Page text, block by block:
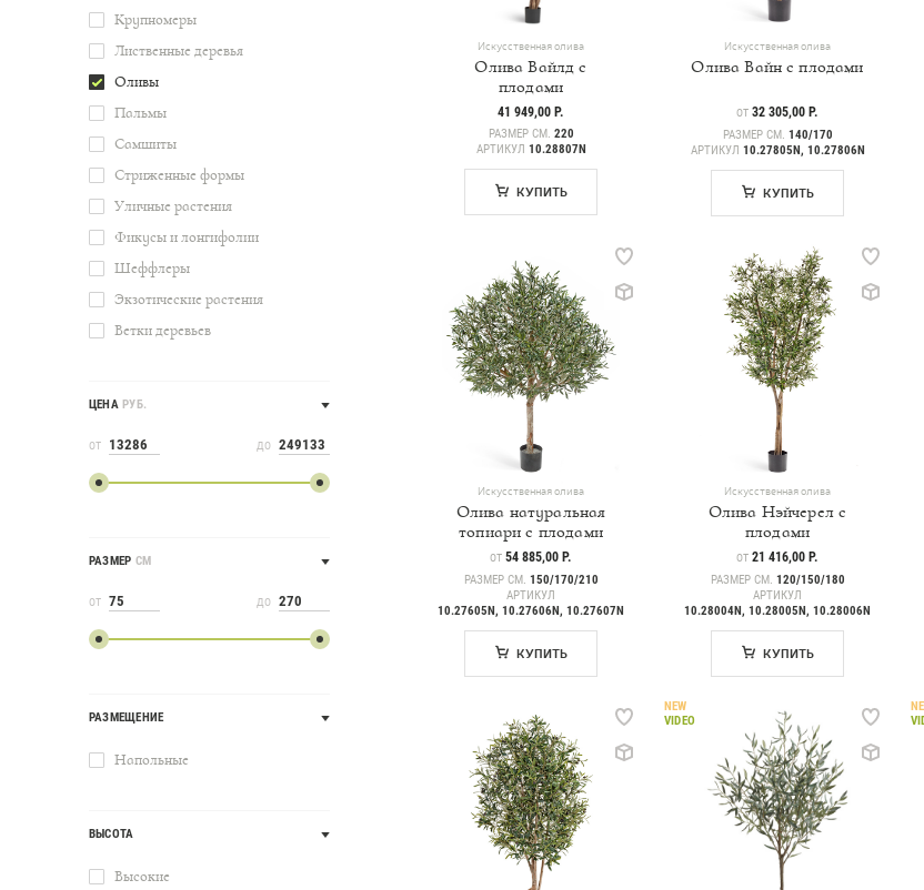
Крупномеры
Лиственные деревья
Оливы
Пальмы
Самшиты
Стриженные формы
Уличные растения
Фикусы и лонгифолии
Шеффлеры
Экзотические растения
Ветки деревьев
ЦЕНАРУБ.
ДО
ОТ
РАЗМЕР СМ
ДО
ОТ
РАЗМЕЩЕНИЕ
Напольные
ВЫСОТА
Высокие
Искусственная олива
Олива Вайлд с
плодами
41 949,00 Р.
РАЗМЕР СМ. 220
АРТИКУЛ 10.28807N
КУПИТЬ
Искусственная олива
Олива Вайн с плодами
ЦЕНА
ОТ 32 305,00 Р.
РАЗМЕР СМ. 140/170
АРТИКУЛ 10.27805N, 10.27806N
КУПИТЬ
Искусственная олива
Олива натуральная
топиари с плодами
ЦЕНА
ОТ 54 885,00 Р.
РАЗМЕР СМ. 150/170/210
АРТИКУЛ
10.27605N, 10.27606N, 10.27607N
КУПИТЬ
Искусственная олива
Олива Нэйчерел с
плодами
ЦЕНА
ОТ 21 416,00 Р.
РАЗМЕР СМ. 120/150/180
АРТИКУЛ
10.28004N, 10.28005N, 10.28006N
КУПИТЬ
NEW
VIDEO